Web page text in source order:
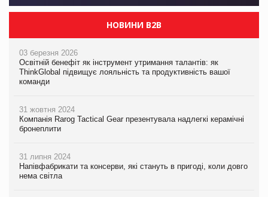
НОВИНИ B2B
03 березня 2026
Освітній бенефіт як інструмент утримання талантів: як
ThinkGlobal підвищує лояльність та продуктивність вашої
команди
31 жовтня 2024
Компанія Rarog Tactical Gear презентувала надлегкі керамічні
бронеплити
31 липня 2024
Напівфабрикати та консерви, які стануть в пригоді, коли довго
нема світла